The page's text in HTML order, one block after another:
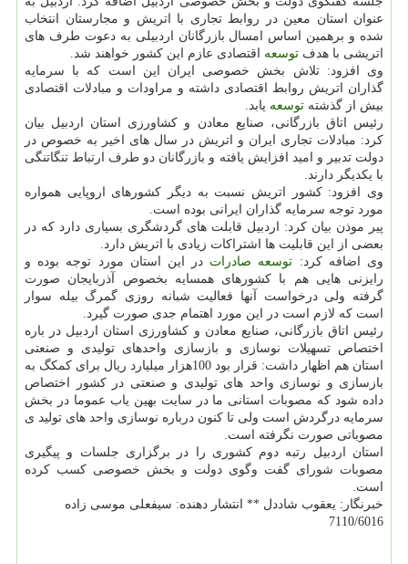
عنوان استان معین در روابط تجاری با اتریش و مجارستان انتخاب
شده و برهمین اساس امسال بازرگانان اردبیلی به دعوت طرف های
اتریشی با هدف توسعه اقتصادی عازم این كشور خواهند شد.
وی افزود: تلاش بخش خصوصی ایران این است كه با سرمایه
گذاران اتریش روابط اقتصادی داشته و مراودات و مبادلات اقتصادی
بیش از گذشته توسعه یابد.
رئیس اتاق بازرگانی، صنایع معادن و كشاورزی استان اردبیل بیان
كرد: مبادلات تجاری ایران و اتریش در سال های اخیر به خصوص در
دولت تدبیر و امید افزایش یافته و بازرگانان دو طرف ارتباط تنگاتنگی
با یكدیگر دارند.
وی افزود: كشور اتریش نسبت به دیگر كشورهای اروپایی همواره
مورد توجه سرمایه گذاران ایرانی بوده است.
پیر موذن بیان كرد: اردبیل قابلت های گردشگری بسیاری دارد كه در
بعضی از این قابلیت ها اشتراكات زیادی با اتریش دارد.
وی اضافه كرد: توسعه صادرات در این استان مورد توجه بوده و
رایزنی هایی هم با كشورهای همسایه بخصوص آذربایجان صورت
گرفته ولی درخواست آنها فعالیت شبانه روزی گمرگ بیله سوار
است كه لازم است در این مورد اهتمام جدی صورت گیرد.
رئیس اتاق بازرگانی، صنایع معادن و كشاورزی استان اردبیل در باره
اختصاص تسهیلات نوسازی و بازسازی واحدهای تولیدی و صنعتی
استان هم اظهار داشت: قرار بود 100هزار میلیارد ریال برای كمكگ به
بازسازی و نوسازی واحد های تولیدی و صنعتی در كشور اختصاص
داده شود كه مصوبات استانی ما در سایت بهین یاب عموما در بخش
سرمایه درگردش است ولی تا كنون درباره نوسازی واحد های تولید ی
مصوباتی صورت نگرفته است.
استان اردبیل رتبه دوم كشوری را در برگزاری جلسات و پیگیری
مصوبات شورای گفت وگوی دولت و بخش خصوصی كسب كرده
است.
خبرنگار: یعقوب شاددل ** انتشار دهنده: سیفعلی موسی زاده
7110/6016